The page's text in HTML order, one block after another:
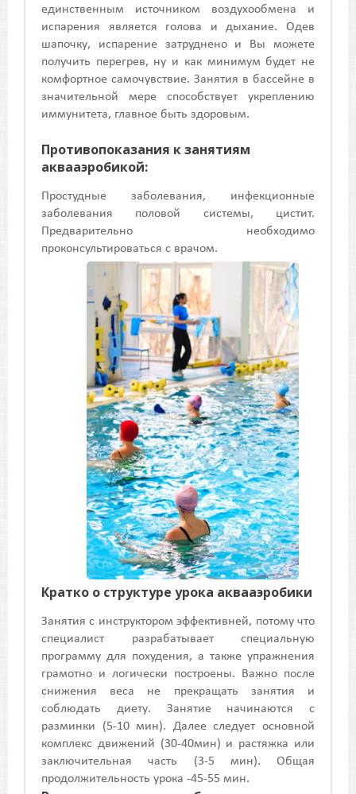
единственным источником воздухообмена и
испарения является голова и дыхание. Одев
шапочку, испарение затруднено и Вы можете
получить перегрев, ну и как минимум будет не
комфортное самочувствие. Занятия в бассейне в
значительной мере способствует укреплению
иммунитета, главное быть здоровым.
Противопоказания к занятиям
аквааэробикой:
Простудные заболевания, инфекционные
заболевания половой системы, цистит.
Предварительно необходимо
проконсультироваться с врачом.
Кратко о структуре урока аквааэробики
Занятия с инструктором эффективней, потому что
специалист разрабатывает специальную
программу для похудения, а также упражнения
грамотно и логически построены. Важно после
снижения веса не прекращать занятия и
соблюдать диету. Занятие начинаются с
разминки (5-10 мин). Далее следует основной
комплекс движений (30-40мин) и растяжка или
заключительная часть (3-5 мин). Общая
продолжительность урока -45-55 мин.